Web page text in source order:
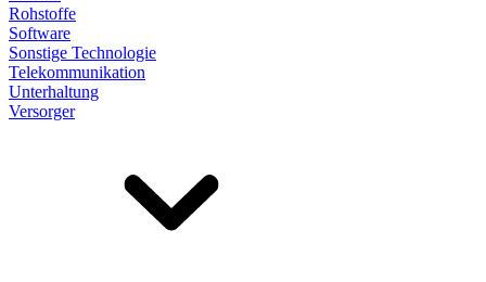
Rohstoffe
Software
Sonstige Technologie
Telekommunikation
Unterhaltung
Versorger